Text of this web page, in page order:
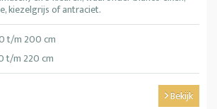
kiezelgrijs of antraciet.
t/m 200 cm
t/m 220 cm
Bekijk